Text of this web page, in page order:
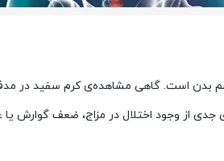
است. گاهی مشاهده‌ی کرم سفید در مدفوع
از وجود اختلال در مزاج، ضعف گوارش